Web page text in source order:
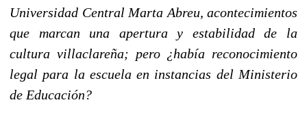
Universidad Central Marta Abreu, acontecimientos
que marcan una apertura y estabilidad de la
cultura villaclareña; pero ¿había reconocimiento
legal para la escuela en instancias del Ministerio
de Educación?